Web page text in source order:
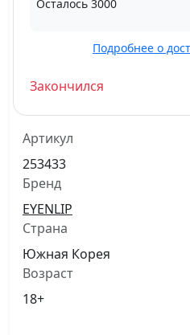
Осталось 3000
Подробнее о
Закончился
Артикул
253433
Бренд
EYENLIP
Страна
Южная Корея
Возраст
18+